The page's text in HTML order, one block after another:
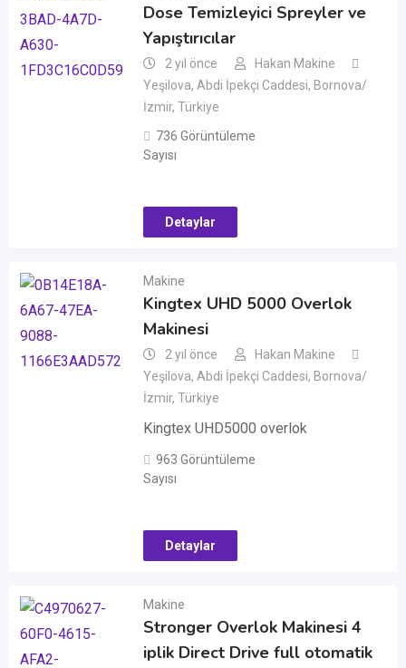
Dose Temizleyici Spreyler ve
Yapıştırıcılar
2 yıl önce
Hakan Makine
Yeşilova, Abdi İpekçi Caddesi, Bornova/
İzmir, Türkiye
736 Görüntüleme
Sayısı
Detaylar
Makine
Kingtex UHD 5000 Overlok
Makinesi
2 yıl önce
Hakan Makine
Yeşilova, Abdi İpekçi Caddesi, Bornova/
İzmir, Türkiye
Kingtex UHD5000 overlok
963 Görüntüleme
Sayısı
Detaylar
Makine
Stronger Overlok Makinesi 4
iplik Direct Drive full otomatik